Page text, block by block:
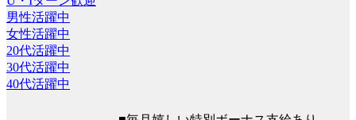
男性活躍中
女性活躍中
20代活躍中
30代活躍中
40代活躍中